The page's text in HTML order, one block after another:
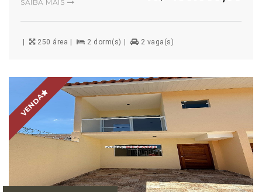
SAIBA MAIS
250 área 2 dorm(s) 2 vaga(s)
VENDA